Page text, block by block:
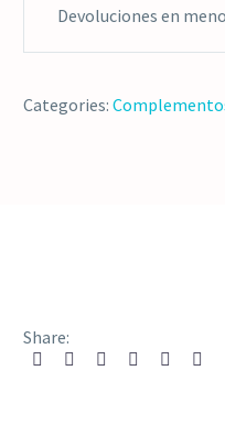
Devoluciones en
Categories:
Share: